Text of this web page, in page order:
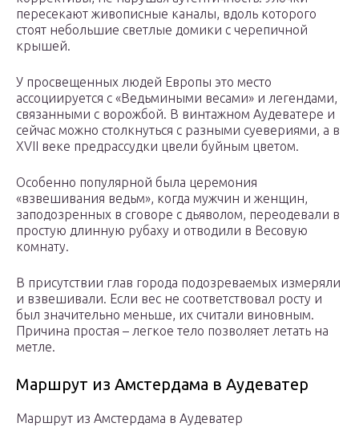
пересекают живописные каналы, вдоль которого
стоят небольшие светлые домики с черепичной
крышей.
У просвещенных людей Европы это место
ассоциируется с «Ведьмиными весами» и легендами,
связанными с ворожбой. В винтажном Аудеватере и
сейчас можно столкнуться с разными суевериями, а в
XVII веке предрассудки цвели буйным цветом.
Особенно популярной была церемония
«взвешивания ведьм», когда мужчин и женщин,
заподозренных в сговоре с дьяволом, переодевали в
простую длинную рубаху и отводили в Весовую
комнату.
В присутствии глав города подозреваемых измеряли
и взвешивали. Если вес не соответствовал росту и
был значительно меньше, их считали виновным.
Причина простая – легкое тело позволяет летать на
метле.
Маршрут из Амстердама в Аудеватер
Маршрут из Амстердама в Аудеватер